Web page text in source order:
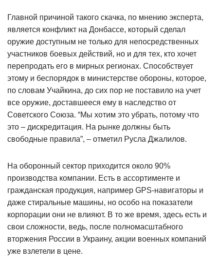
Главной причиной такого скачка, по мнению эксперта,
является конфликт на Донбассе, который сделал
оружие доступным не только для непосредственных
участников боевых действий, но и для тех, кто хочет
перепродать его в мирных регионах. Способствует
этому и беспорядок в министерстве обороны, которое,
по словам Учайкина, до сих пор не поставило на учет
все оружие, доставшееся ему в наследство от
Советского Союза. “Мы хотим это убрать, потому что
это – дискредитация. На рынке должны быть
свободные правила”, – отметил Русла Джалилов.
На оборонный сектор приходится около 90%
производства компании. Есть в ассортименте и
гражданская продукция, например GPS-навигаторы и
даже стиральные машины, но особо на показатели
корпорации они не влияют. В то же время, здесь есть и
свои сложности, ведь, после полномасштабного
вторжения России в Украину, акции военных компаний
уже взлетели в цене.